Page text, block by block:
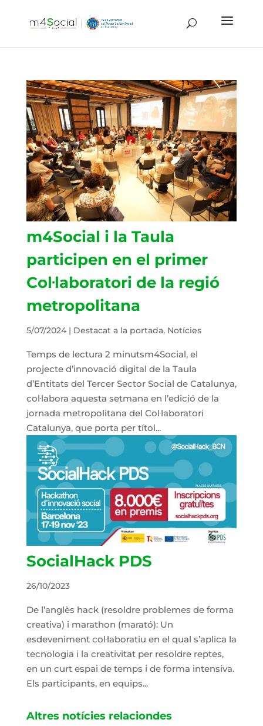
m4Social i la Taula
participen en el primer
Col·laboratori de la regió
metropolitana
5/07/2024| Destacat a la portada, Notícies
Temps de lectura 2 minutsm4Social, el
projecte d’innovació digital de la Taula
d’Entitats del Tercer Sector Social de Catalunya,
col·labora aquesta setmana en l’edició de la
jornada metropolitana del Col·laboratori
Catalunya, que porta per títol...
SocialHack PDS
26/10/2023
De l’anglès hack (resoldre problemes de forma
creativa) i marathon (marató): Un
esdeveniment col·laboratiu en el qual s’aplica la
tecnologia i la creativitat per resoldre reptes,
en un curt espai de temps i de forma intensiva.
Els participants, en equips...
Altres notícies relaciondes